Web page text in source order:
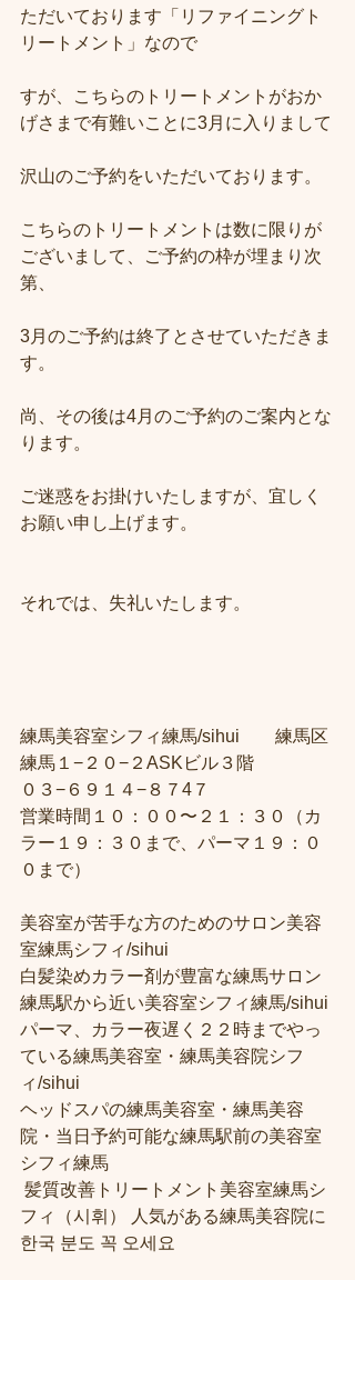
ただいております「リファイニングト
リートメント」なので
すが、こちらのトリートメントがおか
げさまで有難いことに3月に入りまして
沢山のご予約をいただいております。
こちらのトリートメントは数に限りが
ございまして、ご予約の枠が埋まり次
第、
3月のご予約は終了とさせていただきま
す。
尚、その後は4月のご予約のご案内とな
ります。
ご迷惑をお掛けいたしますが、宜しく
お願い申し上げます。
それでは、失礼いたします。
練馬美容室シフィ練馬/sihui　　練馬区
練馬１−２０−２ASKビル３階
０３−６９１４−８７4７
営業時間１０：００〜２１：３０（カ
ラー１９：３０まで、パーマ１９：０
０まで）
美容室が苦手な方のためのサロン美容
室練馬シフィ/sihui
白髪染めカラー剤が豊富な練馬サロン
練馬駅から近い美容室シフィ練馬/sihui
パーマ、カラー夜遅く２２時までやっ
ている練馬美容室・練馬美容院シフ
ィ/sihui
ヘッドスパの練馬美容室・練馬美容
院・当日予約可能な練馬駅前の美容室
シフィ練馬
フィ（시휘） 人気がある練馬美容院に
한국 분도 꼭 오세요